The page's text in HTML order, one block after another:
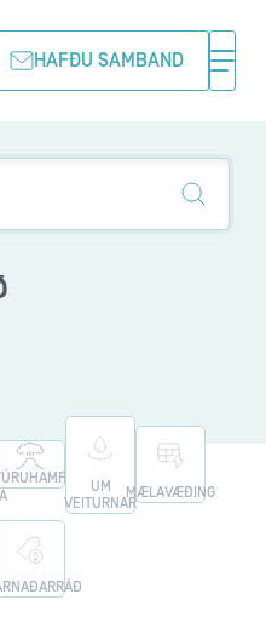
HAFÐU SAMBAND
UM
VEITURNAR
MÆLAVÆÐING